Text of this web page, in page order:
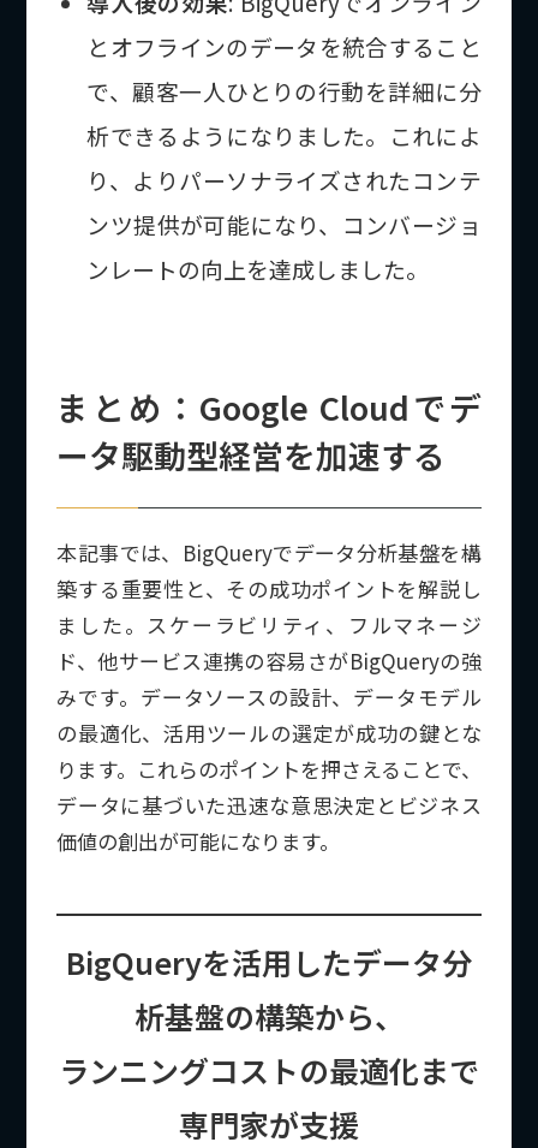
とオフラインのデータを統合すること
で、顧客一人ひとりの行動を詳細に分
析できるようになりました。これによ
り、よりパーソナライズされたコンテ
ンツ提供が可能になり、コンバージョ
ンレートの向上を達成しました。
まとめ：Google Cloudでデ
ータ駆動型経営を加速する
本記事では、BigQueryでデータ分析基盤を構
築する重要性と、その成功ポイントを解説し
ました。スケーラビリティ、フルマネージ
ド、他サービス連携の容易さがBigQueryの強
みです。データソースの設計、データモデル
の最適化、活用ツールの選定が成功の鍵とな
ります。これらのポイントを押さえることで、
データに基づいた迅速な意思決定とビジネス
価値の創出が可能になります。
BigQueryを活用したデータ分
析基盤の構築から、
ランニングコストの最適化まで
専門家が支援